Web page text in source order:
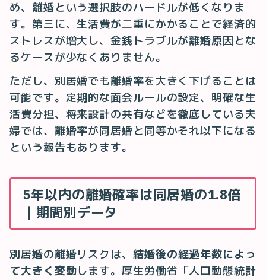
め、離婚という選択肢のハードルが低くなりま
す。第三に、生活費が二重にかかることで経済的
ストレスが増大し、金銭トラブルが離婚原因とな
るケースが少なくありません。
ただし、別居婚でも離婚率を大きく下げることは
可能です。定期的な面会ルールの設定、明確な生
活費分担、将来設計の共有などを徹底している夫
婦では、離婚率が同居婚と同等かそれ以下になる
という報告もあります。
5年以内の離婚確率は同居婚の1.8倍
｜期間別データ
別居婚の離婚リスクは、 結婚後の経過年数によっ
て大きく変動します。厚生労働省「人口動態統計